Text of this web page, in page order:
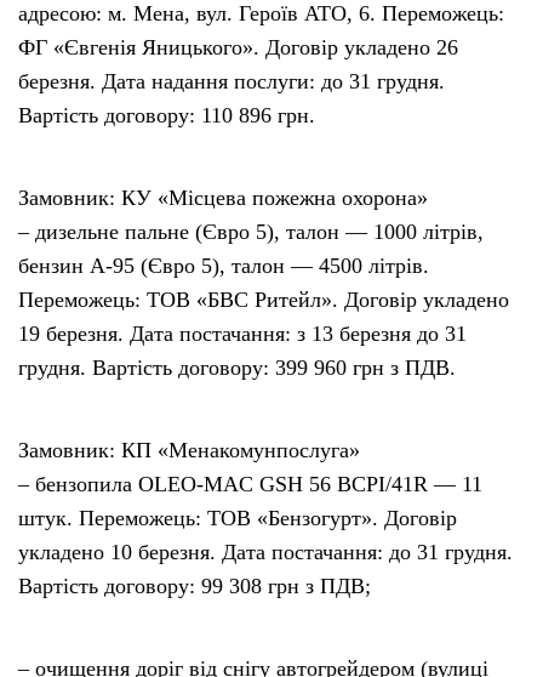
адресою: м. Мена, вул. Героїв АТО, 6. Переможець:
ФГ «Євгенія Яницького». Договір укладено 26
березня. Дата надання послуги: до 31 грудня.
Вартість договору: 110 896 грн.
Замовник: КУ «Місцева пожежна охорона»
– дизельне пальне (Євро 5), талон — 1000 літрів,
бензин А-95 (Євро 5), талон — 4500 літрів.
Переможець: ТОВ «БВС Ритейл». Договір укладено
19 березня. Дата постачання: з 13 березня до 31
грудня. Вартість договору: 399 960 грн з ПДВ.
Замовник: КП «Менакомунпослуга»
– бензопила ОLEO-MAC GSH 56 BCPI/41R — 11
штук. Переможець: ТОВ «Бензогурт». Договір
укладено 10 березня. Дата постачання: до 31 грудня.
Вартість договору: 99 308 грн з ПДВ;
– очищення доріг від снігу автогрейдером (вулиці